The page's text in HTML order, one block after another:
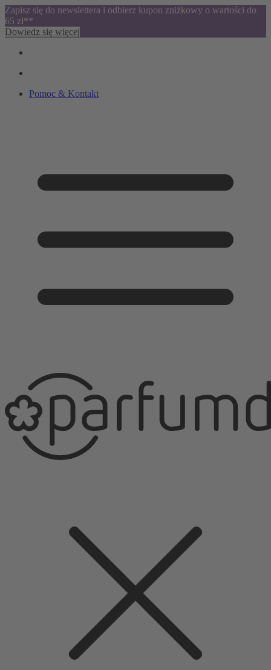
Zapisz się do newslettera i odbierz kupon zniżkowy o wartości do
65 zł**
Dowiedz się więcej
Pomoc & Kontakt